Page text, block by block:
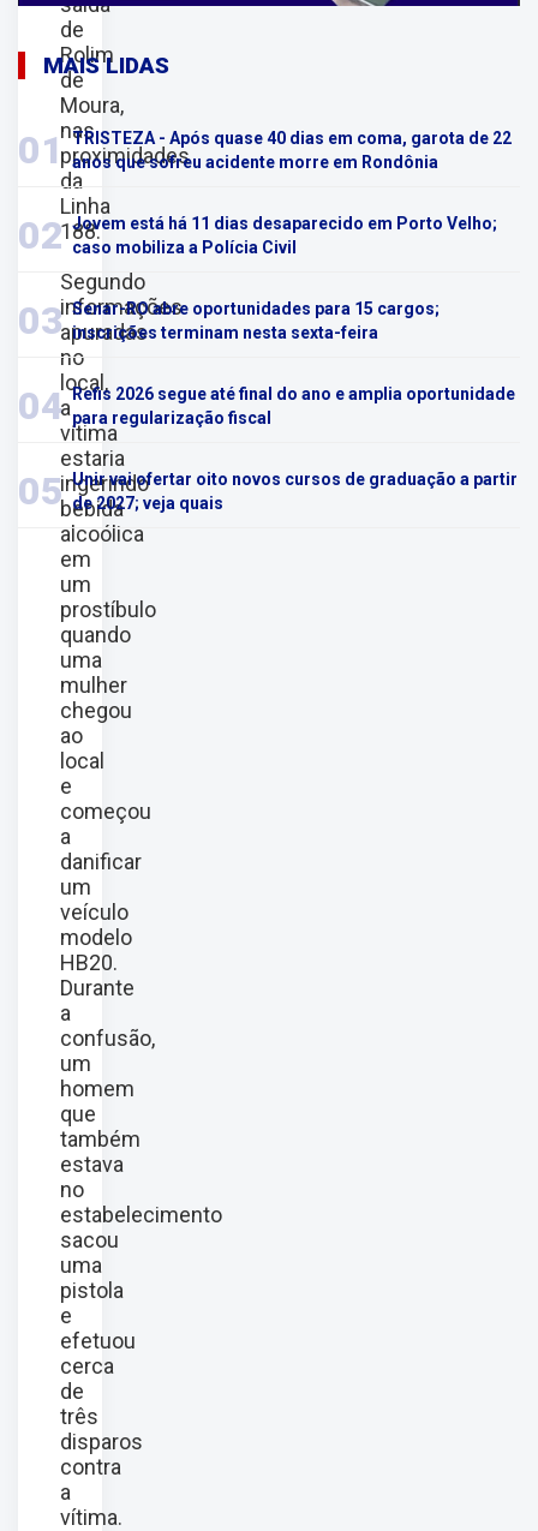
de
Rolim
de
Moura,
nas
proximidades
da
Linha
188.
Segundo
informações
apuradas
no
local,
a
vítima
estaria
ingerindo
bebida
alcoólica
em
um
prostíbulo
quando
uma
mulher
chegou
ao
local
e
começou
a
danificar
um
veículo
modelo
HB20.
Durante
a
confusão,
um
homem
que
também
estava
no
estabelecimento
sacou
uma
pistola
e
efetuou
cerca
de
três
disparos
contra
a
vítima.
MAIS LIDAS
01 TRISTEZA - Após quase 40 dias em coma, garota de 22
anos que sofreu acidente morre em Rondônia
02 Jovem está há 11 dias desaparecido em Porto Velho;
caso mobiliza a Polícia Civil
03 Senar-RO abre oportunidades para 15 cargos;
inscrições terminam nesta sexta-feira
04 Refis 2026 segue até final do ano e amplia oportunidade
para regularização fiscal
05 Unir vai ofertar oito novos cursos de graduação a partir
de 2027; veja quais